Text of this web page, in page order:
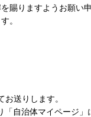
賜りますようお願い申
。
送りします。
自治体マイページ